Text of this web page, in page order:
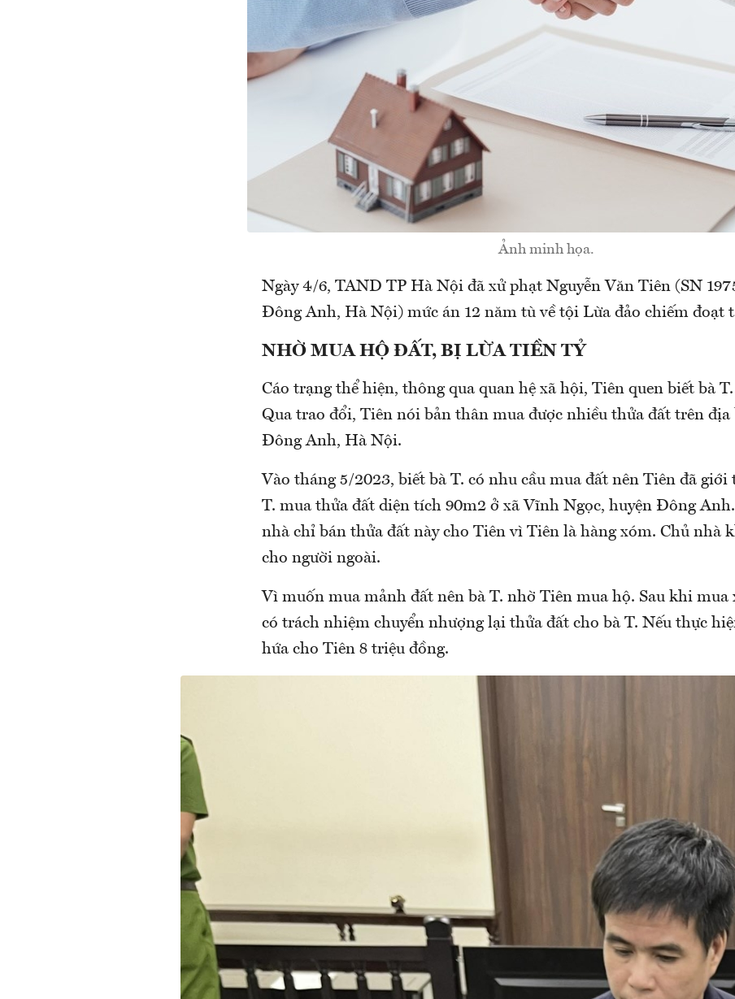
Ảnh minh họa.
Ngày 4/6, TAND TP Hà Nội đã xử phạt Nguyễn Văn Tiên (SN
Đông Anh, Hà Nội) mức án 12 năm tù về tội Lừa đảo chiếm đoạt
NHỜ MUA HỘ ĐẤT, BỊ LỪA TIỀN TỶ
Cáo trạng thể hiện, thông qua quan hệ xã hội, Tiên quen biết bà
Qua trao đổi, Tiên nói bản thân mua được nhiều thửa đất trên địa
Đông Anh, Hà Nội.
Vào tháng 5/2023, biết bà T. có nhu cầu mua đất nên Tiên đã giới
T. mua thửa đất diện tích 90m2 ở xã Vĩnh Ngọc, huyện Đông
nhà chỉ bán thửa đất này cho Tiên vì Tiên là hàng xóm. Chủ nhà
cho người ngoài.
Vì muốn mua mảnh đất nên bà T. nhờ Tiên mua hộ. Sau khi mua
có trách nhiệm chuyển nhượng lại thửa đất cho bà T. Nếu thực
hứa cho Tiên 8 triệu đồng.